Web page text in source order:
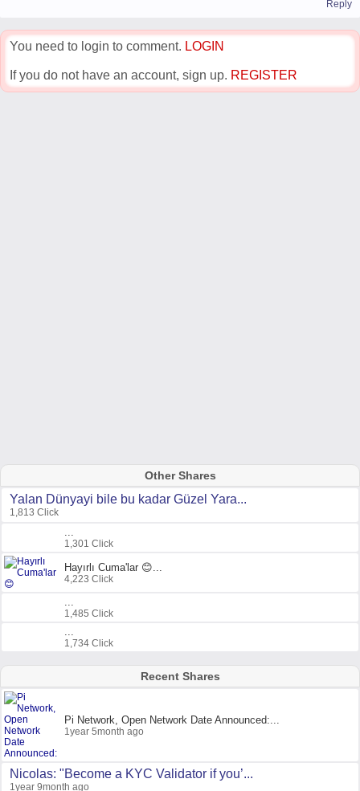
Reply
You need to login to comment. LOGIN
If you do not have an account, sign up. REGISTER
Other Shares
Yalan Dünyayi bile bu kadar Güzel Yara...
1,813 Click
...
1,301 Click
Hayırlı Cuma'lar 😊...
4,223 Click
...
1,485 Click
...
1,734 Click
Recent Shares
Pi Network, Open Network Date Announced:...
1year 5month ago
Nicolas: "Become a KYC Validator if you’...
1year 9month ago